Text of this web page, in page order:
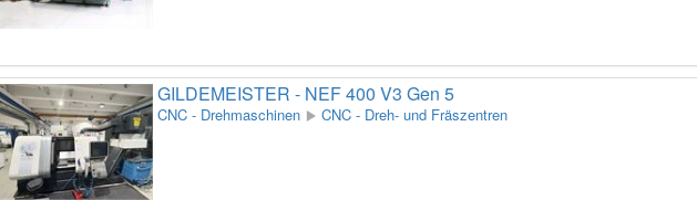
GILDEMEISTER - NEF 400 V3 Gen 5
CNC - Drehmaschinen CNC - Dreh- und Fräszentren